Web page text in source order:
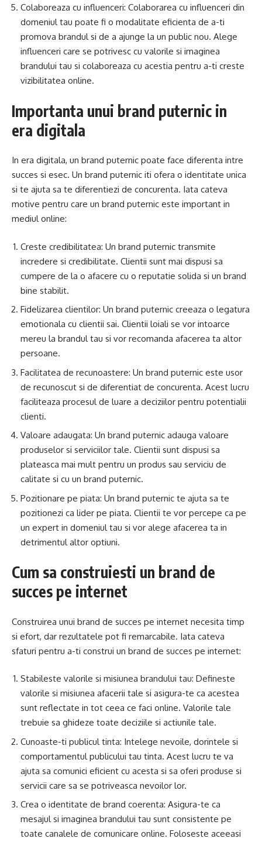
Colaboreaza cu influenceri: Colaborarea cu influenceri din
domeniul tau poate fi o modalitate eficienta de a-ti
promova brandul si de a ajunge la un public nou. Alege
influenceri care se potrivesc cu valorile si imaginea
brandului tau si colaboreaza cu acestia pentru a-ti creste
vizibilitatea online.
Importanta unui brand puternic in
era digitala
In era digitala, un brand puternic poate face diferenta intre
succes si esec. Un brand puternic iti ofera o identitate unica
si te ajuta sa te diferentiezi de concurenta. Iata cateva
motive pentru care un brand puternic este important in
mediul online:
Creste credibilitatea: Un brand puternic transmite
incredere si credibilitate. Clientii sunt mai dispusi sa
cumpere de la o afacere cu o reputatie solida si un brand
bine stabilit.
Fidelizarea clientilor: Un brand puternic creeaza o legatura
emotionala cu clientii sai. Clientii loiali se vor intoarce
mereu la brandul tau si vor recomanda afacerea ta altor
persoane.
Facilitatea de recunoastere: Un brand puternic este usor
de recunoscut si de diferentiat de concurenta. Acest lucru
faciliteaza procesul de luare a deciziilor pentru potentialii
clienti.
Valoare adaugata: Un brand puternic adauga valoare
produselor si serviciilor tale. Clientii sunt dispusi sa
plateasca mai mult pentru un produs sau serviciu de
calitate si cu un brand puternic.
Pozitionare pe piata: Un brand puternic te ajuta sa te
pozitionezi ca lider pe piata. Clientii te vor percepe ca pe
un expert in domeniul tau si vor alege afacerea ta in
detrimentul altor optiuni.
Cum sa construiesti un brand de
succes pe internet
Construirea unui brand de succes pe internet necesita timp
si efort, dar rezultatele pot fi remarcabile. Iata cateva
sfaturi pentru a-ti construi un brand de succes pe internet:
Stabileste valorile si misiunea brandului tau: Defineste
valorile si misiunea afacerii tale si asigura-te ca acestea
sunt reflectate in tot ceea ce faci online. Valorile tale
trebuie sa ghideze toate deciziile si actiunile tale.
Cunoaste-ti publicul tinta: Intelege nevoile, dorintele si
comportamentul publicului tau tinta. Acest lucru te va
ajuta sa comunici eficient cu acesta si sa oferi produse si
servicii care sa se potriveasca nevoilor lor.
Crea o identitate de brand coerenta: Asigura-te ca
mesajul si imaginea brandului tau sunt consistente pe
toate canalele de comunicare online. Foloseste aceeasi